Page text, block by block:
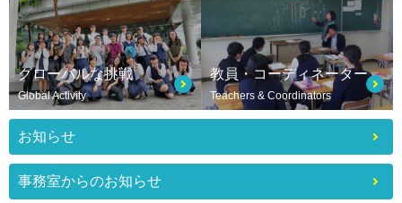
グローバルな挑戦
Global Activity
教員・コーディネーター
Teachers & Coordinators
お知らせ
事務室からのお知らせ